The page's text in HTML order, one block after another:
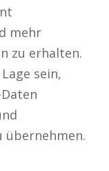
mehr
zu erhalten.
sein,
übernehmen.